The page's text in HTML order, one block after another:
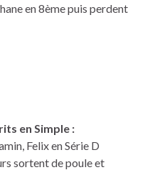
en 8ème puis perdent
en Simple :
Felix en Série D
sortent de poule et